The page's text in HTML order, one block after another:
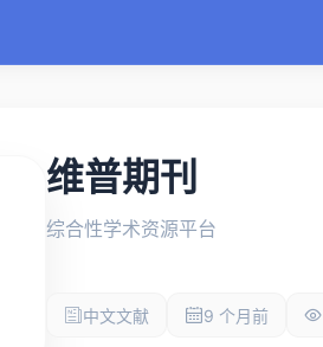
维普期刊
综合性学术资源平台
中文文献 9 个月前